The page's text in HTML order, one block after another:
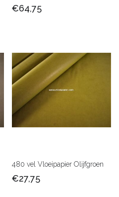
€64,75
480 vel Vloeipapier Olijfgroen
€27,75